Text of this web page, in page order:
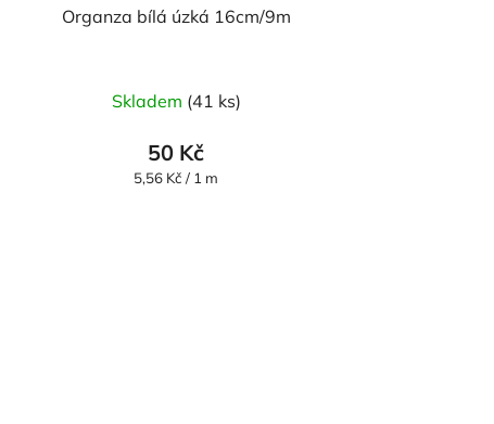
Organza bílá úzká 16cm/9m
hodnocení
produktu
je
Skladem (41 ks)
50 Kč
Měrná
5,56 Kč / 1 m